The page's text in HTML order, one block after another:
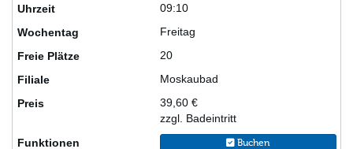
09:10
Freitag
20
Moskaubad
39,60 €
zzgl. Badeintritt
Buchen